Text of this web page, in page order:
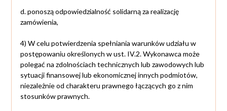
d. ponoszą odpowiedzialność solidarną za realizację
zamówienia,
4) W celu potwierdzenia spełniania warunków udziału w
postępowaniu określonych w ust. IV.2. Wykonawca może
polegać na zdolnościach technicznych lub zawodowych lub
sytuacji finansowej lub ekonomicznej innych podmiotów,
niezależnie od charakteru prawnego łączących go z nim
stosunków prawnych.